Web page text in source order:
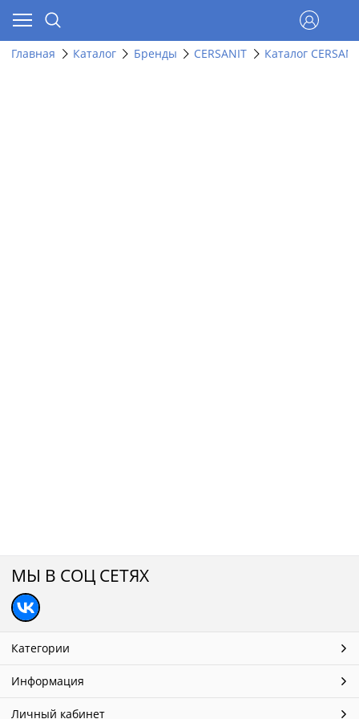
Главная Каталог Бренды CERSANIT Каталог
МЫ В СОЦ СЕТЯХ
Категории
Информация
Личный кабинет